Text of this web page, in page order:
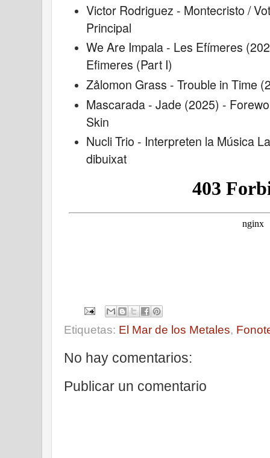
Victor Rodriguez - Montecristo /
Principal
We Are Impala - Les Efímeres
Efimeres (Part I)
Zålomon Grass - Trouble in Time
Mascarada - Jade (2025) -
Skin
Nucli Trio - Interpreten la Música
dibuixat
Etiquetas: El Mar de los Metales,
No hay comentarios:
Publicar un comentario